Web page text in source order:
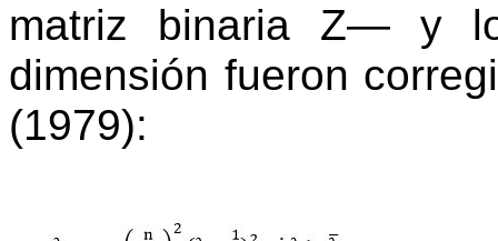
matriz binaria Z— y
dimensión fueron
(1979):